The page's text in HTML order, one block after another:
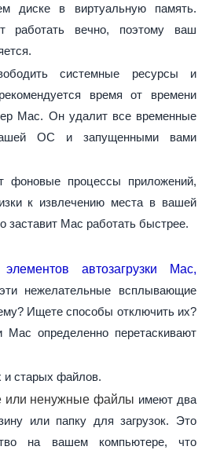
диске в виртуальную память.
работать вечно, поэтому ваш
системные ресурсы и
время от времени
Mac. Он удалит все временные
ОС и запущенными вами
фоновые процессы приложений,
к извлечению места в вашей
заставит Mac работать быстрее.
автозагрузки Mac,
нежелательные всплывающие
Ищете способы отключить их?
Mac определенно перетаскивают
старых файлов.
или ненужные файлы имеют два
или папку для загрузок. Это
на вашем компьютере, что